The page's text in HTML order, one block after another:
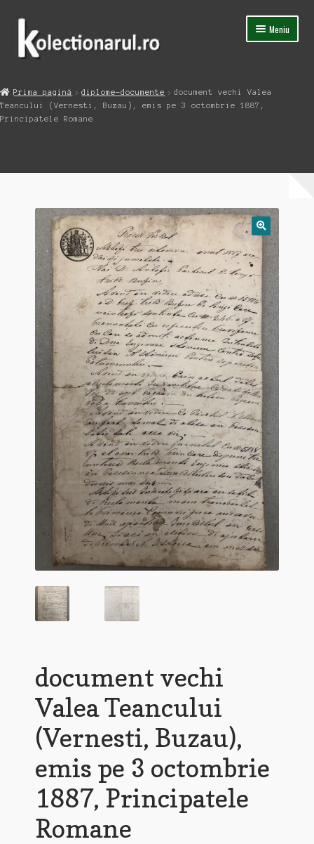
Sari
navigare
Sari
conținut
Meniu
Magazin
Blog
Contact
Prima pagină diplome-documente
document vechi Valea
Teancului (Vernesti, Buzau), emis pe 3 octombrie 1887,
Principatele Romane
document vechi
Valea Teancului
(Vernesti, Buzau),
emis pe 3 octombrie
1887, Principatele
Romane